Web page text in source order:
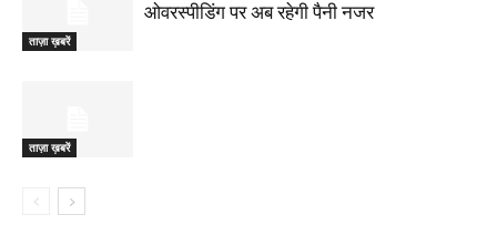
ताज़ा ख़बरें
ओवरस्पीडिंग पर अब रहेगी पैनी नजर
ताज़ा ख़बरें